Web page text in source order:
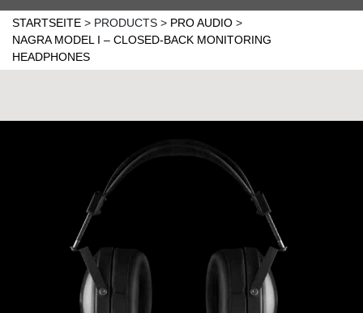
STARTSEITE > PRODUCTS > PRO AUDIO >
NAGRA MODEL I – CLOSED-BACK MONITORING
HEADPHONES